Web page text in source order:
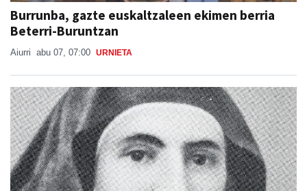
Burrunba, gazte euskaltzaleen ekimen berria
Beterri-Buruntzan
Aiurri abu 07, 07:00 URNIETA